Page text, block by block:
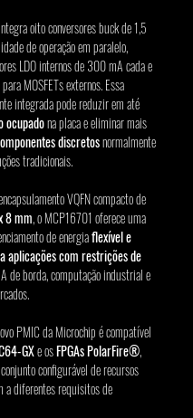
oito conversores buck de 1,5
de operação em paralelo,
LDO internos de 300 mA cada e
MOSFETs externos. Essa
integrada pode reduzir em até
ocupado na placa e eliminar mais
discretos normalmente
tradicionais.
VQFN compacto de
8 mm, o MCP16701 oferece uma
de energia flexível e
aplicações com restrições de
de borda, computação industrial e
PMIC da Microchip é compatível
GX e os FPGAs PolarFire®,
configurável de recursos
a diferentes requisitos de